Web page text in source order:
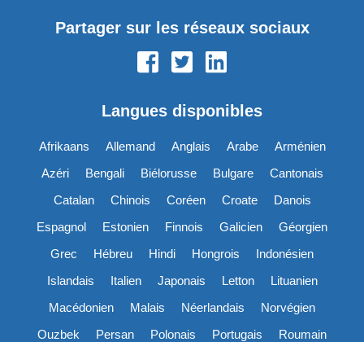
Partager sur les réseaux sociaux
Langues disponibles
Afrikaans Allemand Anglais Arabe
Arménien
Azéri
Bengali Biélorusse Bulgare
Cantonais
Catalan
Chinois Coréen Croate
Danois
Espagnol
Estonien Finnois Galicien
Géorgien
Grec
Hébreu Hindi Hongrois
Indonésien
Islandais
Italien Japonais Letton
Lituanien
Macédonien
Malais Néerlandais
Norvégien
Ouzbek
Persan Polonais Portugais
Roumain